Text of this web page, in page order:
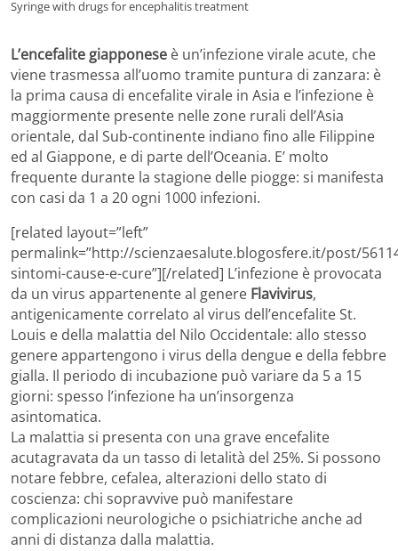
Syringe with drugs for encephalitis treatment
L’encefalite giapponese è un’infezione virale acute, che
viene trasmessa all’uomo tramite puntura di zanzara: è
la prima causa di encefalite virale in Asia e l’infezione è
maggiormente presente nelle zone rurali dell’Asia
orientale, dal Sub-continente indiano fino alle Filippine
ed al Giappone, e di parte dell’Oceania. E’ molto
frequente durante la stagione delle piogge: si manifesta
con casi da 1 a 20 ogni 1000 infezioni.
[related layout=”left”
permalink=”http://scienzaesalute.blogosfere.it/post/
sintomi-cause-e-cure”][/related] L’infezione è provocata
da un virus appartenente al genere Flavivirus,
antigenicamente correlato al virus dell’encefalite St.
Louis e della malattia del Nilo Occidentale: allo stesso
genere appartengono i virus della dengue e della febbre
gialla. Il periodo di incubazione può variare da 5 a 15
giorni: spesso l’infezione ha un’insorgenza
asintomatica.
La malattia si presenta con una grave encefalite
acutagravata da un tasso di letalità del 25%. Si possono
notare febbre, cefalea, alterazioni dello stato di
coscienza: chi sopravvive può manifestare
complicazioni neurologiche o psichiatriche anche ad
anni di distanza dalla malattia.